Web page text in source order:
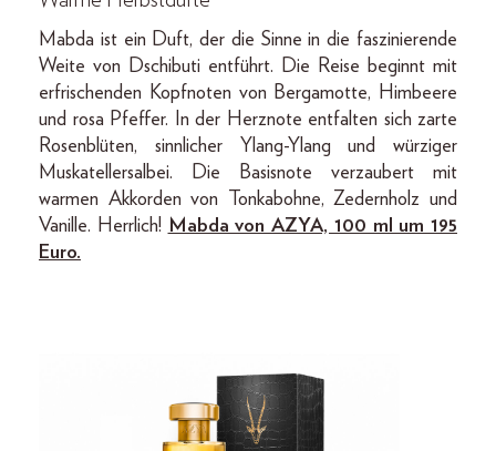
Mabda ist ein Duft, der die Sinne in die faszinierende
Weite von Dschibuti entführt. Die Reise beginnt mit
erfrischenden Kopfnoten von Bergamotte, Himbeere
und rosa Pfeffer. In der Herznote entfalten sich zarte
Rosenblüten, sinnlicher Ylang-Ylang und würziger
Muskatellersalbei. Die Basisnote verzaubert mit
warmen Akkorden von Tonkabohne, Zedernholz und
Vanille. Herrlich! Mabda von AZYA, 100 ml um 195
Euro.